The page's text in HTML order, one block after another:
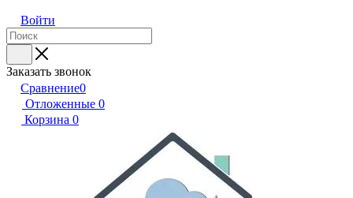
Войти
Заказать звонок
Сравнение0
Отложенные 0
Корзина 0